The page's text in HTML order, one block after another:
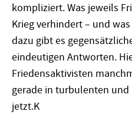
kompliziert. Was jeweils
Krieg verhindert – und
dazu gibt es
eindeutigen Antworten.
Friedensaktivisten
gerade in turbulenten
jetzt.K